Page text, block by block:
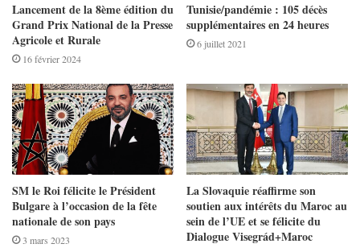
Lancement de la 8ème édition du
Grand Prix National de la Presse
Agricole et Rurale
16 février 2024
Tunisie/pandémie : 105 décès
supplémentaires en 24 heures
6 juillet 2021
SM le Roi félicite le Président
Bulgare à l’occasion de la fête
nationale de son pays
3 mars 2023
La Slovaquie réaffirme son
soutien aux intérêts du Maroc au
sein de l’UE et se félicite du
Dialogue Visegrád+Maroc